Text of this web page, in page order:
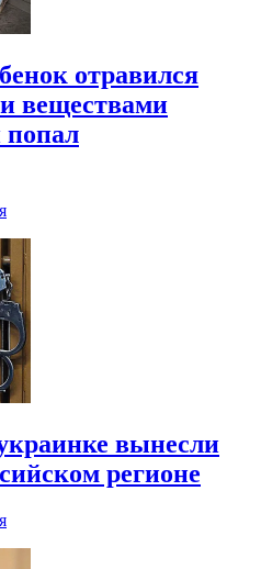
отравился
веществами
попал
вынесли
регионе